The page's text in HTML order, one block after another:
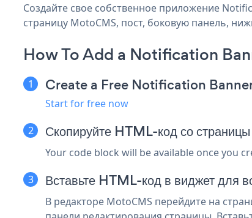
Создайте свое собственное приложение
страницу MotoCMS, пост, боковую панель,
How To Add a Notification
Create a Free Notification
Start for free now
Скопируйте HTML-код со
Your code block will be available once you
Вставьте HTML-код в виджет для
В редакторе MotoCMS перейдите на